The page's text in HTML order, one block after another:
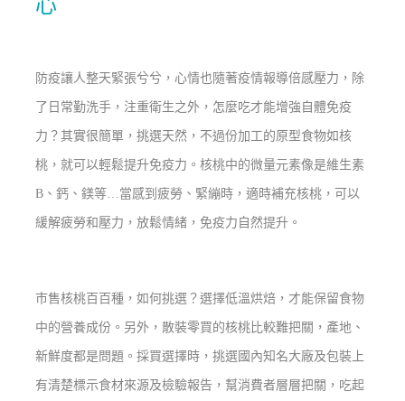
心
防疫讓人整天緊張兮兮，心情也隨著疫情報導倍感壓力，除
了日常勤洗手，注重衛生之外，怎麼吃才能增強自體免疫
力？其實很簡單，挑選天然，不過份加工的原型食物如核
桃，就可以輕鬆提升免疫力。核桃中的微量元素像是維生素
B、鈣、鎂等…當感到疲勞、緊繃時，適時補充核桃，可以
緩解疲勞和壓力，放鬆情緒，免疫力自然提升。
巿售核桃百百種，如何挑選？選擇低溫烘焙，才能保留食物
中的營養成份。另外，散裝零買的核桃比較難把關，產地、
新鮮度都是問題。採買選擇時，挑選國內知名大廠及包裝上
有清楚標示食材來源及檢驗報告，幫消費者層層把關，吃起